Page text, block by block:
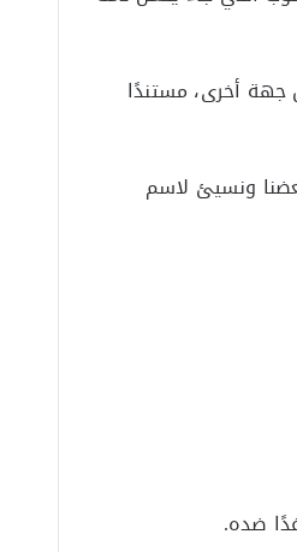
أخرى، مستندًا
ونسيئ لاسم
ضده.